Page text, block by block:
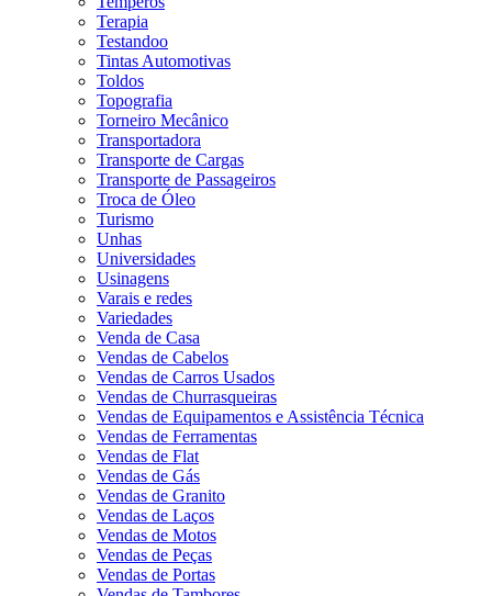
Terapia
Testandoo
Tintas Automotivas
Toldos
Topografia
Torneiro Mecânico
Transportadora
Transporte de Cargas
Transporte de Passageiros
Troca de Óleo
Turismo
Unhas
Universidades
Usinagens
Varais e redes
Variedades
Venda de Casa
Vendas de Cabelos
Vendas de Carros Usados
Vendas de Churrasqueiras
Vendas de Equipamentos e Assistência Técnica
Vendas de Ferramentas
Vendas de Flat
Vendas de Gás
Vendas de Granito
Vendas de Laços
Vendas de Motos
Vendas de Peças
Vendas de Portas